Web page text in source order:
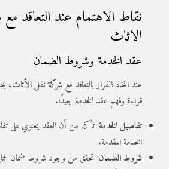
نقاط الاهتمام عند التعاقد
الاثاث
عقد الخدمة وشروط الضمان
عند اتخاذ القرار بالتعاقد مع شركة نقل
قراءة وفهم عقد الخدمة جيدًا.
تفاصيل الخدمة: تأكد من أن العقد يحتوي على
الخدمة المقدمة.
شروط الضمان: تحقق من وجود شروط ضمان